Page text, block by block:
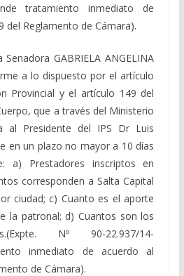
tratamiento inmediato de
del Reglamento de Cámara).
GABRIELA ANGELINA
a lo dispuesto por el artículo
Provincial y el artículo 149 del
que a través del Ministerio
al Presidente del IPS Dr Luis
en un plazo no mayor a 10 días
a) Prestadores inscriptos en
corresponden a Salta Capital
ciudad; c) Cuanto es el aporte
la patronal; d) Cuantos son los
Nº 90-22.937/14-
inmediato de acuerdo al
de Cámara).